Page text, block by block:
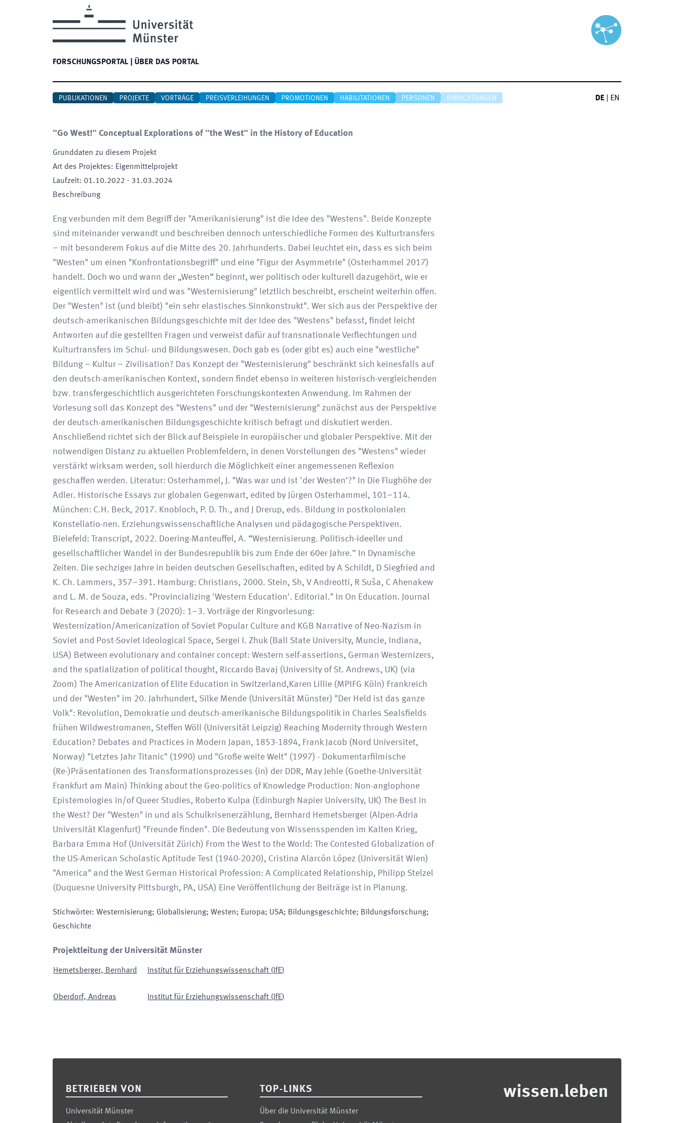
FORSCHUNGSPORTAL ÜBER DAS PORTAL
PUBLIKATIONEN PROJEKTE VORTRÄGE PREISVERLEIHUNGEN PROMOTIONEN HABILITATIONEN PERSONEN EINRICHTUNGEN DE EN
"Go West!" Conceptual Explorations of "the West" in the History of Education
Grunddaten zu diesem Projekt
Art des Projektes: Eigenmittelprojekt
Laufzeit: 01.10.2022 - 31.03.2024
Beschreibung
Eng verbunden mit dem Begriff der "Amerikanisierung" ist die Idee des "Westens". Beide Konzepte
sind miteinander verwandt und beschreiben dennoch unterschiedliche Formen des Kulturtransfers
– mit besonderem Fokus auf die Mitte des 20. Jahrhunderts. Dabei leuchtet ein, dass es sich beim
"Westen" um einen "Konfrontationsbegriff" und eine "Figur der Asymmetrie" (Osterhammel 2017)
handelt. Doch wo und wann der „Westen“ beginnt, wer politisch oder kulturell dazugehört, wie er
eigentlich vermittelt wird und was "Westernisierung" letztlich beschreibt, erscheint weiterhin offen.
Der "Westen" ist (und bleibt) "ein sehr elastisches Sinnkonstrukt". Wer sich aus der Perspektive der
deutsch-amerikanischen Bildungsgeschichte mit der Idee des "Westens" befasst, findet leicht
Antworten auf die gestellten Fragen und verweist dafür auf transnationale Verflechtungen und
Kulturtransfers im Schul- und Bildungswesen. Doch gab es (oder gibt es) auch eine "westliche"
Bildung – Kultur – Zivilisation? Das Konzept der "Westernisierung" beschränkt sich keinesfalls auf
den deutsch-amerikanischen Kontext, sondern findet ebenso in weiteren historisch-vergleichenden
bzw. transfergeschichtlich ausgerichteten Forschungskontexten Anwendung. Im Rahmen der
Vorlesung soll das Konzept des "Westens" und der "Westernisierung" zunächst aus der Perspektive
der deutsch-amerikanischen Bildungsgeschichte kritisch befragt und diskutiert werden.
Anschließend richtet sich der Blick auf Beispiele in europäischer und globaler Perspektive. Mit der
notwendigen Distanz zu aktuellen Problemfeldern, in denen Vorstellungen des "Westens" wieder
verstärkt wirksam werden, soll hierdurch die Möglichkeit einer angemessenen Reflexion
geschaffen werden. Literatur: Osterhammel, J. "Was war und ist 'der Westen'?" In Die Flughöhe der
Adler. Historische Essays zur globalen Gegenwart, edited by Jürgen Osterhammel, 101–114.
München: C.H. Beck, 2017. Knobloch, P. D. Th., and J Drerup, eds. Bildung in postkolonialen
Konstellatio-nen. Erziehungswissenschaftliche Analysen und pädagogische Perspektiven.
Bielefeld: Transcript, 2022. Doering-Manteuffel, A. “Westernisierung. Politisch-ideeller und
gesellschaftlicher Wandel in der Bundesrepublik bis zum Ende der 60er Jahre.” In Dynamische
Zeiten. Die sechziger Jahre in beiden deutschen Gesellschaften, edited by A Schildt, D Siegfried and
K. Ch. Lammers, 357–391. Hamburg: Christians, 2000. Stein, Sh, V Andreotti, R Suša, C Ahenakew
and L. M. de Souza, eds. "Provincializing 'Western Education'. Editorial." In On Education. Journal
for Research and Debate 3 (2020): 1–3. Vorträge der Ringvorlesung:
Westernization/Americanization of Soviet Popular Culture and KGB Narrative of Neo-Nazism in
Soviet and Post-Soviet Ideological Space, Sergei I. Zhuk (Ball State University, Muncie, Indiana,
USA) Between evolutionary and container concept: Western self-assertions, German Westernizers,
and the spatialization of political thought, Riccardo Bavaj (University of St. Andrews, UK) (via
Zoom) The Americanization of Elite Education in Switzerland,Karen Lillie (MPIFG Köln) Frankreich
und der "Westen" im 20. Jahrhundert, Silke Mende (Universität Münster) "Der Held ist das ganze
Volk": Revolution, Demokratie und deutsch-amerikanische Bildungspolitik in Charles Sealsfields
frühen Wildwestromanen, Steffen Wöll (Universität Leipzig) Reaching Modernity through Western
Education? Debates and Practices in Modern Japan, 1853-1894, Frank Jacob (Nord Universitet,
Norway) "Letztes Jahr Titanic" (1990) und "Große weite Welt" (1997) - Dokumentarfilmische
(Re-)Präsentationen des Transformationsprozesses (in) der DDR, May Jehle (Goethe-Universität
Frankfurt am Main) Thinking about the Geo-politics of Knowledge Production: Non-anglophone
Epistemologies in/of Queer Studies, Roberto Kulpa (Edinburgh Napier University, UK) The Best in
the West? Der "Westen" in und als Schulkrisenerzählung, Bernhard Hemetsberger (Alpen-Adria
Universität Klagenfurt) "Freunde finden". Die Bedeutung von Wissensspenden im Kalten Krieg,
Barbara Emma Hof (Universität Zürich) From the West to the World: The Contested Globalization of
the US-American Scholastic Aptitude Test (1940-2020), Cristina Alarcón López (Universität Wien)
"America" and the West German Historical Profession: A Complicated Relationship, Philipp Stelzel
(Duquesne University Pittsburgh, PA, USA) Eine Veröffentlichung der Beiträge ist in Planung.
Stichwörter: Westernisierung; Globalisierung; Westen; Europa; USA; Bildungsgeschichte; Bildungsforschung;
Geschichte
Projektleitung der Universität Münster
Hemetsberger, Bernhard Institut für Erziehungswissenschaft ( IfE)
Oberdorf, Andreas Institut für Erziehungswissenschaft ( IfE)
BETRIEBEN VON
Universität Münster
TOP-LINKS
Über die Universität Münster
wissen.leben